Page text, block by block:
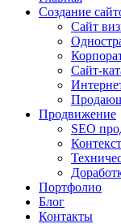
Создание
Сайт
Сайт-
Продвижение
SEO
Портфолио
Блог
Контакты